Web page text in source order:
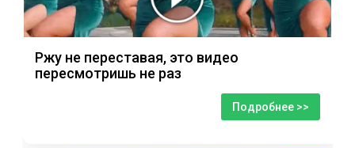
Ржу не переставая, это видео
пересмотришь не раз
Подробнее >>